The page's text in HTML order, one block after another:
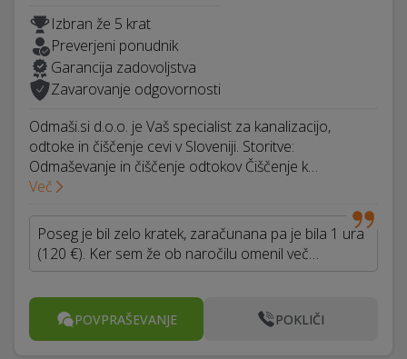
Izbran že 5 krat
Preverjeni ponudnik
Garancija zadovoljstva
Zavarovanje odgovornosti
Odmaši.si d.o.o. je Vaš specialist za kanalizacijo,
odtoke in čiščenje cevi v Sloveniji. Storitve:
Odmaševanje in čiščenje odtokov Čiščenje k…
Več
Poseg je bil zelo kratek, zaračunana pa je bila 1 ura
(120 €). Ker sem že ob naročilu omenil več…
POVPRAŠEVANJE POKLIČI